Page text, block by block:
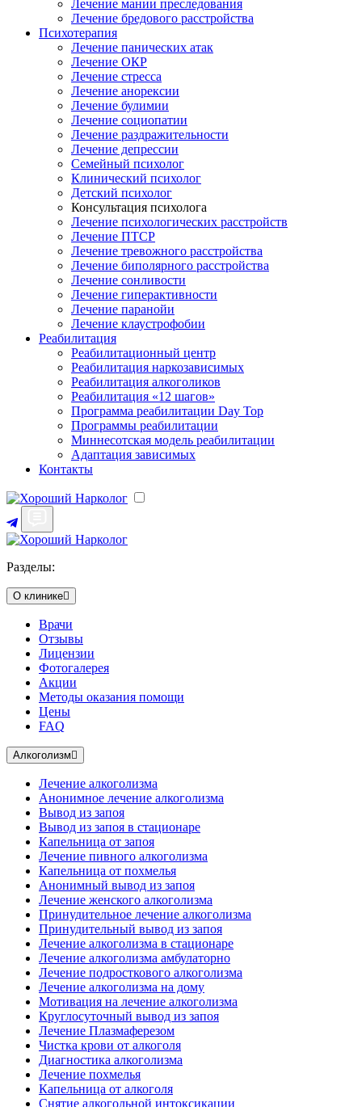
Лечение мании преследования
Лечение бредового расстройства
Психотерапия
Лечение панических атак
Лечение ОКР
Лечение стресса
Лечение анорексии
Лечение булимии
Лечение социопатии
Лечение раздражительности
Лечение депрессии
Семейный психолог
Клинический психолог
Детский психолог
Консультация психолога
Лечение психологических расстройств
Лечение ПТСР
Лечение тревожного расстройства
Лечение биполярного расстройства
Лечение сонливости
Лечение гиперактивности
Лечение паранойи
Лечение клаустрофобии
Реабилитация
Реабилитационный центр
Реабилитация наркозависимых
Реабилитация алкоголиков
Реабилитация «12 шагов»
Программа реабилитации Day Top
Программы реабилитации
Миннесотская модель реабилитации
Адаптация зависимых
Контакты
Разделы:
О клинике
Врачи
Отзывы
Лицензии
Фотогалерея
Акции
Методы оказания помощи
Цены
FAQ
Алкоголизм
Лечение алкоголизма
Анонимное лечение алкоголизма
Вывод из запоя
Вывод из запоя в стационаре
Капельница от запоя
Лечение пивного алкоголизма
Капельница от похмелья
Анонимный вывод из запоя
Лечение женского алкоголизма
Принудительное лечение алкоголизма
Принудительный вывод из запоя
Лечение алкоголизма в стационаре
Лечение алкоголизма амбулаторно
Лечение подросткового алкоголизма
Лечение алкоголизма на дому
Мотивация на лечение алкоголизма
Круглосуточный вывод из запоя
Лечение Плазмаферезом
Чистка крови от алкоголя
Диагностика алкоголизма
Лечение похмелья
Капельница от алкоголя
Снятие алкогольной интоксикации